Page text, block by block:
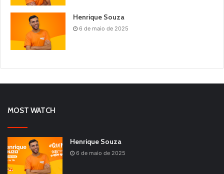
Henrique Souza
6 de maio de 2025
MOST WATCH
Henrique Souza
6 de maio de 2025